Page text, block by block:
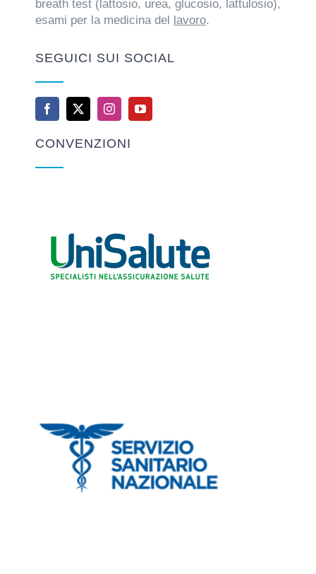
breath test (lattosio, urea, glucosio, lattulosio),
esami per la medicina del lavoro.
SEGUICI SUI SOCIAL
CONVENZIONI